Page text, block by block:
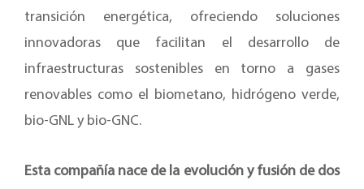
transición energética, ofreciendo soluciones
innovadoras que facilitan el desarrollo de
infraestructuras sostenibles en torno a gases
renovables como el biometano, hidrógeno verde,
bio-GNL y bio-GNC.
Esta compañía nace de la evolución y fusión de dos